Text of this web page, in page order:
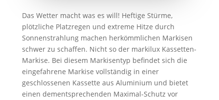
Das Wetter macht was es will! Heftige Stürme,
plötzliche Platzregen und extreme Hitze durch
Sonnenstrahlung machen herkömmlichen Markisen
schwer zu schaffen. Nicht so der markilux Kassetten-
Markise. Bei diesem Markisentyp befindet sich die
eingefahrene Markise vollständig in einer
geschlossenen Kassette aus Aluminium und bietet
einen dementsprechenden Maximal-Schutz vor